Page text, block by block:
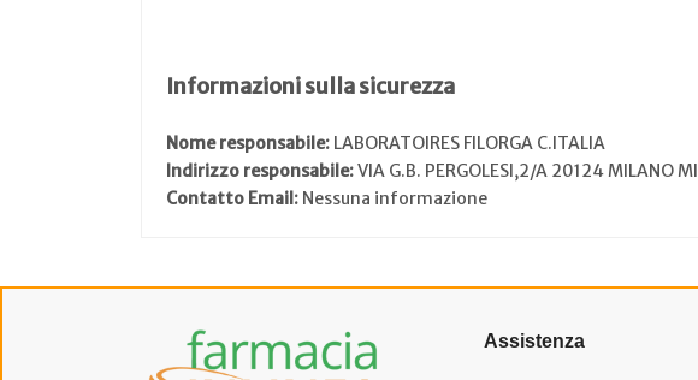
Informazioni sulla sicurezza
Nome responsabile: LABORATOIRES FILORGA C.ITALIA
Indirizzo responsabile:VIA G.B. PERGOLESI,2/A 20124 MILANO MI
Contatto Email: Nessuna informazione
Assistenza